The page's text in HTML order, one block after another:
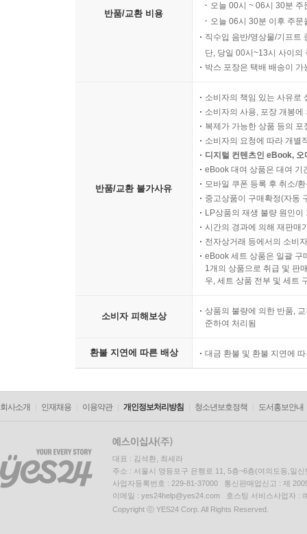
재료에 대한 설명과 대체 가능한 재료들 · 271
반품/교환 비용
오늘 00시 ~ 06시 30분
오늘 06시 30분 이후 주
직수입 음반/영상물/기프트
단, 당일 00시~13시 사이의
박스 포장은 택배 배송이
반품/교환 불가사유
소비자의 책임 있는 사유로
소비자의 사용, 포장 개봉
복제가 가능한 상품 등의
소비자의 요청에 따라 개별
디지털 컨텐츠인 eBook,
eBook 대여 상품은 대여 기
모바일 쿠폰 등록 후 취소/
중고상품이 구매확정(자동
LP상품의 재생 불량 원인
시간의 경과에 의해 재판매
전자상거래 등에서의 소비
eBook 세트 상품은 일괄 구
1개의 상품으로 취급 및 판
우, 세트 상품 전부 및 세트
소비자 피해보상
상품의 불량에 의한 반품,
준하여 처리됨
환불 지연에 따른 배상 대금 환불 및 환불 지연에
회사소개 인재채용 이용약관 개인정보처리방침 청소년보호정책 도서홍보안내
대표 : 김석환, 최세라
주소 : 서울시 영등포구 은행로 11, 5층~6층(여의도동,일신
사업자등록번호 : 229-81-37000 통신판매업신고 : 제
이메일 : yes24help@yes24.com 호스팅 서비스사업자 :
Copyright ⓒ YES24 Corp. All Rights Reserved.